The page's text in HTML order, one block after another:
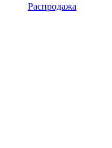
Распродажа